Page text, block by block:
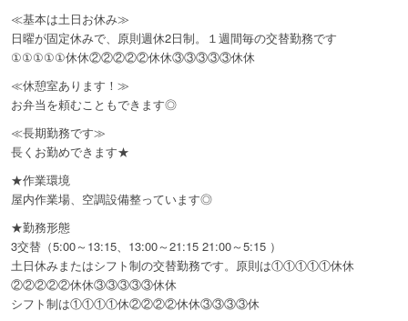
≪基本は土日お休み≫
日曜が固定休みで、原則週休2日制。１週間毎の交替勤務です
①①①①①休休②②②②②休休③③③③③休休
≪休憩室あります！≫
お弁当を頼むこともできます◎
≪長期勤務です≫
長くお勤めできます★
★作業環境
屋内作業場、空調設備整っています◎
★勤務形態
3交替（5:00～13:15、13:00～21:15 21:00～5:15 ）
土日休みまたはシフト制の交替勤務です。原則は①①①①①休休
②②②②②休休③③③③③休休
シフト制は①①①①休②②②②休休③③③③休